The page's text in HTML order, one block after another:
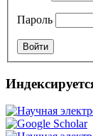
Пароль